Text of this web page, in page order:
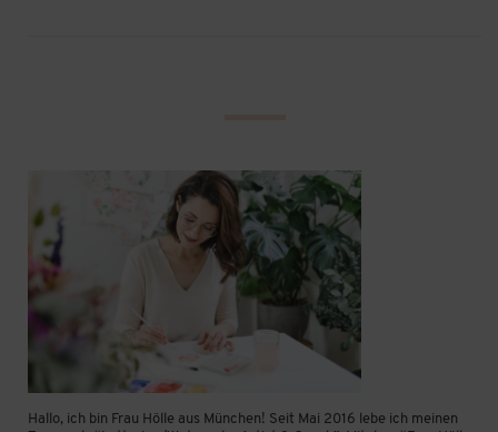
Hallo, ich bin Frau Hölle aus München! Seit Mai 2016 lebe ich meinen